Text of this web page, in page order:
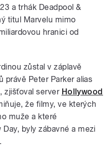
a trhák Deadpool &
titul Marvelu mimo
hranici od
zůstal v záplavě
právě Peter Parker alias
zjišťoval server Hollywood
že filmy, ve kterých
muže a které
byly zábavné a mezi